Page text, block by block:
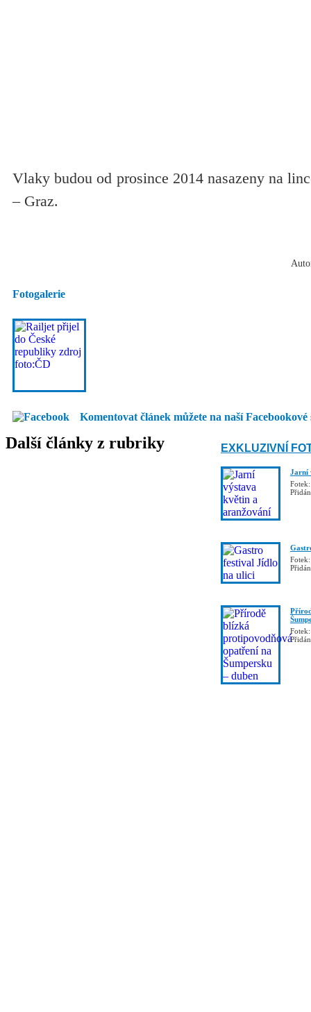
Vlaky budou od prosince 2014 nasazeny na
– Graz.
Fotogalerie
Komentovat článek můžete na naší Facebookové
Další články z rubriky EXKLUZIVNÍ
Jarní